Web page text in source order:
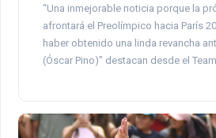
“Una inmejorable noticia porque la
afrontará el Preolímpico hacia París
haber obtenido una linda revancha
(Óscar Pino)” destacan desde el